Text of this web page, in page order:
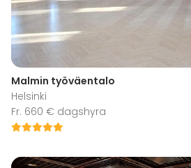
Malmin työväentalo
Helsinki
Fr. 660 € dagshyra